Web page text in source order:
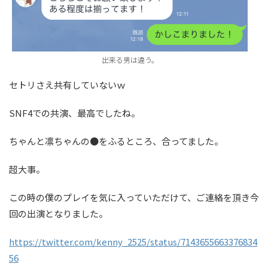
出来る男は違う。
セトリさえ共有していないｗ
SNF4での共演、最高でしたね。
ちゃんと凛ちゃんの●をふるところ、合ってました。
超大事。
この時の僕のプレイを気に入っていただけて、ご連絡を頂き今
回の出演となりました。
https://twitter.com/kenny_2525/status/7143655663376834
56